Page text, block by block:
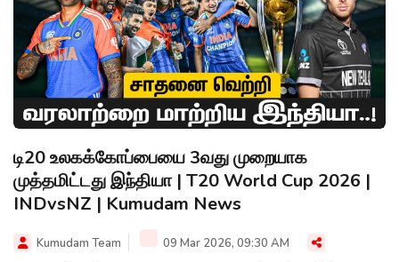
டி20 உலகக்கோப்பையை 3வது முறையாக
முத்தமிட்டது இந்தியா | T20 World Cup 2026 |
INDvsNZ | Kumudam News
Kumudam Team 09 Mar 2026, 09:30 AM